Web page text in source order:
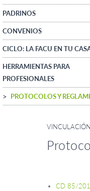
PADRINOS
CONVENIOS
CICLO: LA FACU EN TU
HERRAMIENTAS PARA
PROFESIONALES
PROTOCOLOS Y
VINCULACIÓN
CD 85/